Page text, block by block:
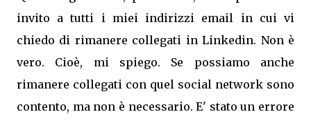
invito a tutti i miei indirizzi email in cui vi
chiedo di rimanere collegati in Linkedin. Non è
vero. Cioè, mi spiego. Se possiamo anche
rimanere collegati con quel social network sono
contento, ma non è necessario. E' stato un errore